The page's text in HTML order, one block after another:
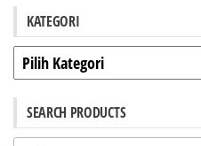
KATEGORI
Kategori
SEARCH PRODUCTS